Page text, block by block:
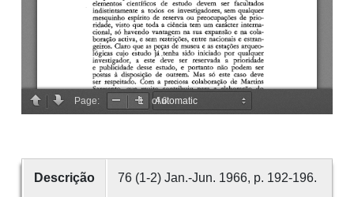
Descrição 76 (1-2) Jan.-Jun. 1966, p. 192-196.